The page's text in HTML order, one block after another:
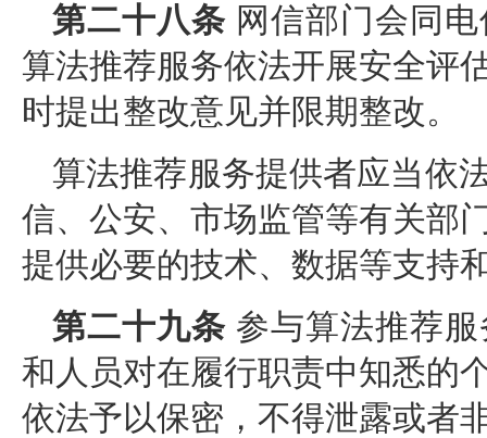
第二十八条 网信部门会同
算法推荐服务依法开展安全评
时提出整改意见并限期整改。
算法推荐服务提供者应当依
信、公安、市场监管等有关部
提供必要的技术、数据等支持
第二十九条 参与算法推荐
和人员对在履行职责中知悉的
依法予以保密，不得泄露或者